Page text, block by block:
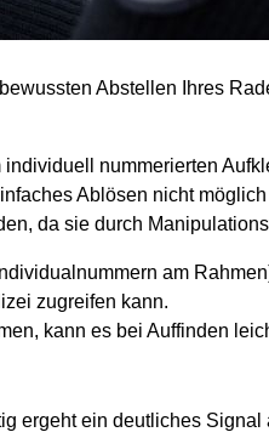
Abstellen Ihres
nummerierten
Ablösen nicht
da sie durch
am
zugreifen kann.
kann es bei Auffinden
ergeht ein deutliches Signal